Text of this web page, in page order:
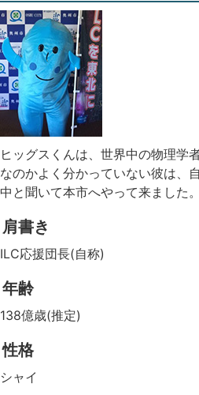
ヒッグスくんは、世界中の物理学
なのかよく分かっていない彼は、
中と聞いて本市へやって来ました。
肩書き
ILC応援団長(自称)
年齢
138億歳(推定)
性格
シャイ